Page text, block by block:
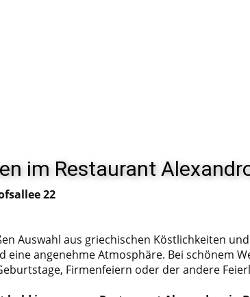
im Restaurant
22
Auswahl aus griechischen Köstlichkeiten
eine angenehme Atmosphäre. Bei schönem
Firmenfeiern oder der andere